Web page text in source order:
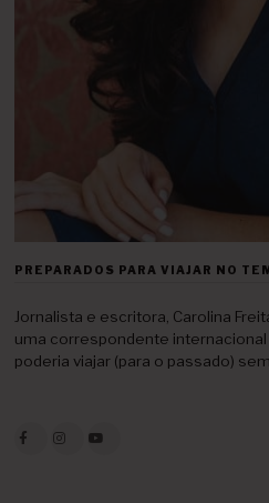
PREPARADOS PARA VIAJAR NO
Jornalista e escritora, Carolina
uma correspondente
poderia viajar (para o passado)